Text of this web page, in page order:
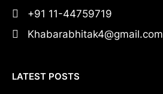
+91 11-44759719
Khabarabhitak4@gmail.com
LATEST POSTS